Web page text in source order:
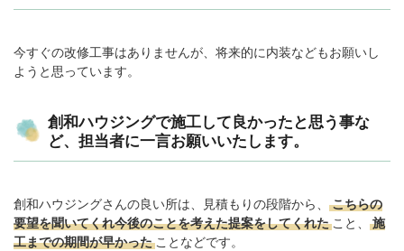
今すぐの改修工事はありませんが、将来的に内装などもお願いし
ようと思っています。
創和ハウジングで施工して良かったと思う事な
ど、担当者に一言お願いいたします。
創和ハウジングさんの良い所は、見積もりの段階から、
こちらの
要望を聞いてくれ今後のことを考えた提案をしてくれた こと、
施
工までの期間が早かった ことなどです。